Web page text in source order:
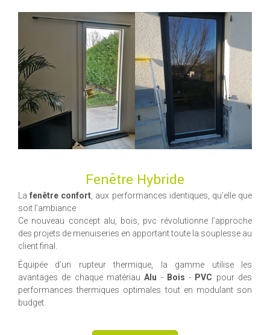
Fenêtre Hybride
Lafenêtre confort, aux performances identiques, qu’elle que
soit l’ambiance
Ce nouveau concept alu, bois, pvc révolutionne l’approche
des projets de menuiseries en apportant toute la souplesse au
client final.
Équipée d’un rupteur thermique, la gamme utilise les
avantages de chaque matériauAlu - Bois - PVC pour des
performances thermiques optimales tout en modulant son
budget.